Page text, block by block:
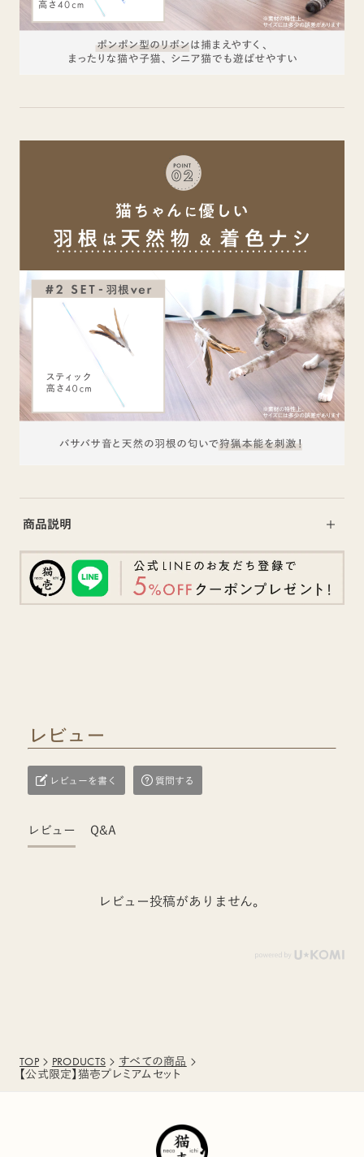
商品説明
レビュー
レビューを書く 質問する
レビュー Q&A
レビュー投稿がありません。
TOP PRODUCTS
すべての商品
【公式限定】猫壱プレミアムセット